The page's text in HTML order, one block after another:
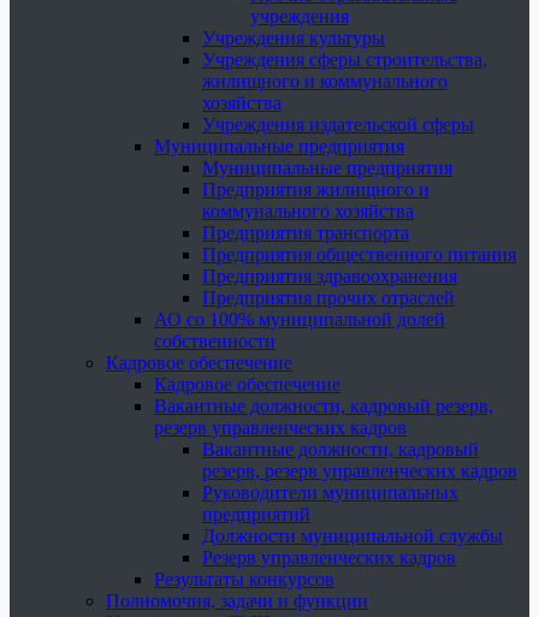
учреждения
Учреждения культуры
Учреждения сферы строительства,
жилищного и коммунального
хозяйства
Учреждения издательской сферы
Муниципальные предприятия
Муниципальные предприятия
Предприятия жилищного и
коммунального хозяйства
Предприятия транспорта
Предприятия общественного питания
Предприятия здравоохранения
Предприятия прочих отраслей
АО со 100% муниципальной долей
собственности
Кадровое обеспечение
Кадровое обеспечение
Вакантные должности, кадровый резерв,
резерв управленческих кадров
Вакантные должности, кадровый
резерв, резерв управленческих кадров
Руководители муниципальных
предприятий
Должности муниципальной службы
Резерв управленческих кадров
Результаты конкурсов
Полномочия, задачи и функции